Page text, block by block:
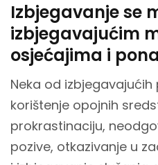
Izbjegavanje se
izbjegavajućim
osjećajima i
Neka od
korištenje opojnih
prokrastinaciju,
pozive, otkazivanje u